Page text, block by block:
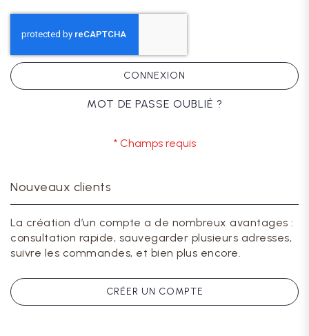
CONNEXION
MOT DE PASSE OUBLIÉ ?
Nouveaux clients
La création d’un compte a de nombreux avantages :
consultation rapide, sauvegarder plusieurs adresses,
suivre les commandes, et bien plus encore.
CRÉER UN COMPTE